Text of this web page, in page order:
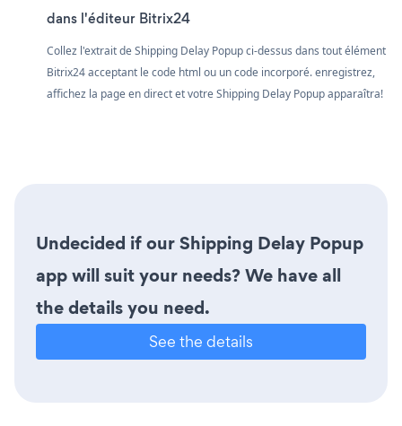
dans l'éditeur Bitrix24
Collez l'extrait de Shipping Delay Popup ci-dessus dans tout élément
Bitrix24 acceptant le code html ou un code incorporé. enregistrez,
affichez la page en direct et votre Shipping Delay Popup apparaîtra!
Undecided if our Shipping Delay Popup
app will suit your needs? We have all
the details you need.
See the details